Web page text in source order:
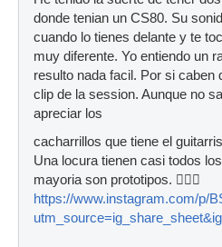
donde tenian un CS80. Su
cuando lo tienes delante y te
muy diferente. Yo entiendo un
resulto nada facil. Por si caben
clip de la session. Aunque no
apreciar los
cacharrillos que tiene el
Una locura tienen casi todos
mayoria son prototipos. 🤦🏻‍♂️
https://www.instagram.com/p/